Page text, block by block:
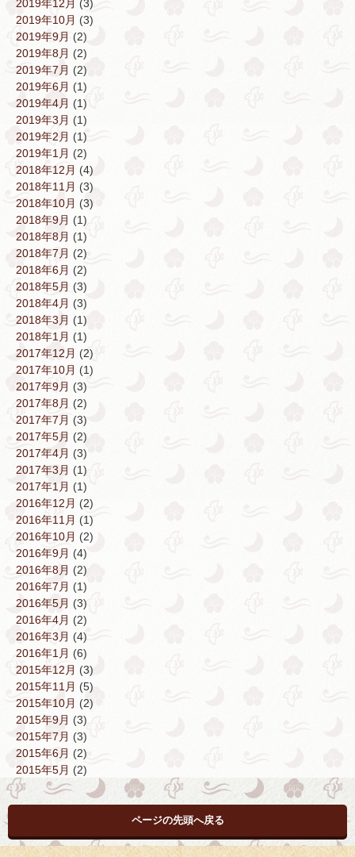
2019年12月 (3)
2019年10月 (3)
2019年9月 (2)
2019年8月 (2)
2019年7月 (2)
2019年6月 (1)
2019年4月 (1)
2019年3月 (1)
2019年2月 (1)
2019年1月 (2)
2018年12月 (4)
2018年11月 (3)
2018年10月 (3)
2018年9月 (1)
2018年8月 (1)
2018年7月 (2)
2018年6月 (2)
2018年5月 (3)
2018年4月 (3)
2018年3月 (1)
2018年1月 (1)
2017年12月 (2)
2017年10月 (1)
2017年9月 (3)
2017年8月 (2)
2017年7月 (3)
2017年5月 (2)
2017年4月 (3)
2017年3月 (1)
2017年1月 (1)
2016年12月 (2)
2016年11月 (1)
2016年10月 (2)
2016年9月 (4)
2016年8月 (2)
2016年7月 (1)
2016年5月 (3)
2016年4月 (2)
2016年3月 (4)
2016年1月 (6)
2015年12月 (3)
2015年11月 (5)
2015年10月 (2)
2015年9月 (3)
2015年7月 (3)
2015年6月 (2)
2015年5月 (2)
ページの先頭へ戻る